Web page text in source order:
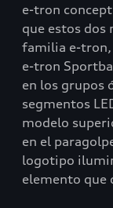
e-tron
que estos dos
familia e-tron,
e-tron
en los grupos
segmentos
modelo
en el
logotipo
elemento que